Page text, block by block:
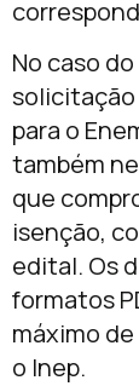
No caso
solicitação
para o
também
que
isenção,
edital. Os
formatos
máximo
o Inep.